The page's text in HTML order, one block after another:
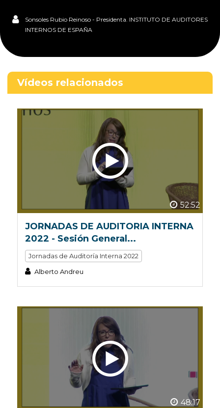
Sonsoles Rubio Reinoso - Presidenta. INSTITUTO DE AUDITORES
INTERNOS DE ESPAÑA
Vídeos relacionados
52:52
JORNADAS DE AUDITORIA INTERNA
2022 - Sesión General...
Jornadas de Auditoría Interna 2022
Alberto Andreu
48:17